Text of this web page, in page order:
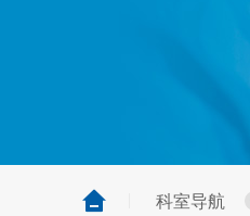
科室导航